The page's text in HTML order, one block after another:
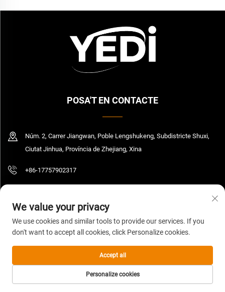
POSA'T EN CONTACTE
Núm. 2, Carrer Jiangwan, Poble Lengshukeng, Subdistricte Shuxi,
Ciutat Jinhua, Província de Zhejiang, Xina
+86-17757902317
Copyright © 2026 Zhejiang Yedi Industry And Trade Co., Ltd. Tots els drets
reservats. Política de privadesa
CORREU
We value your privacy
We use cookies and similar tools to provide our services. If you
don't want to accept all cookies, click Personalize cookies.
Personalize cookies
Accept all